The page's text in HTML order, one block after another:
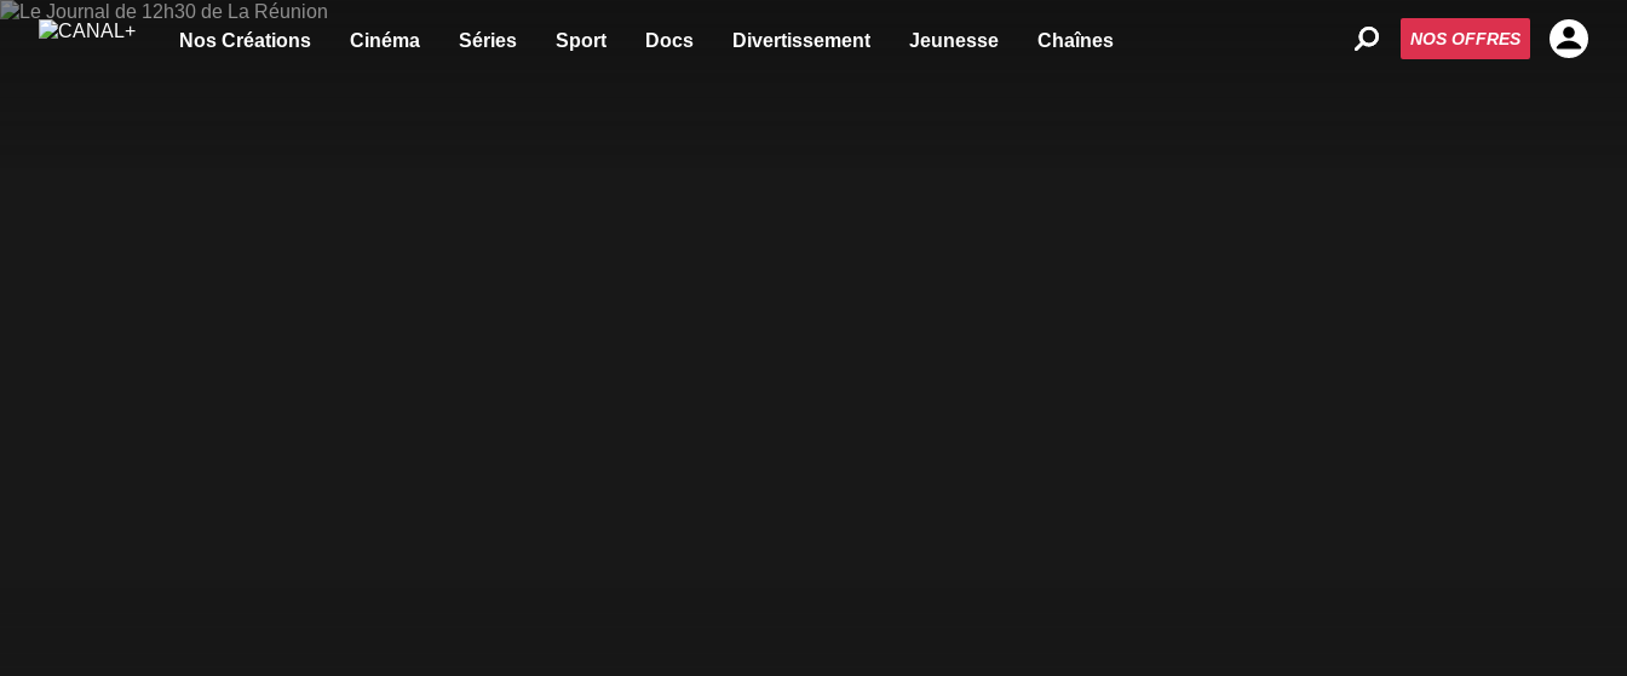
Nos Créations Cinéma Séries Sport Docs Divertissement Jeunesse Chaînes NOS OFFRES